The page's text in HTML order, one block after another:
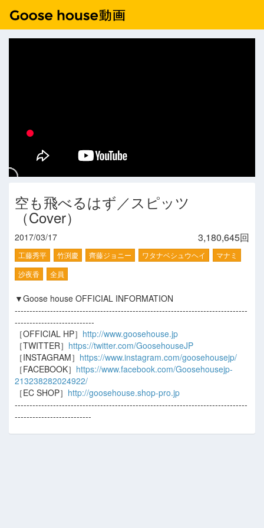
空も飛べるはず／スピッツ
（Cover）
3,180,645回
2017/03/17
工藤秀平 竹渕慶 齊藤ジョニー ワタナベシュウヘイ
マナミ
沙夜香
全員
▼Goose house OFFICIAL INFORMATION
-------------------------------------------------------------------------------
---------------------------
［OFFICIAL HP］ http://www.goosehouse.jp
［TWITTER］ https://twitter.com/GoosehouseJP
［INSTAGRAM］ https://www.instagram.com/goosehousejp/
［FACEBOOK］ https://www.facebook.com/Goosehousejp-
213238282024922/
［EC SHOP］ http://goosehouse.shop-pro.jp
-------------------------------------------------------------------------------
--------------------------